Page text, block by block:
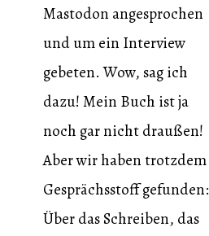
Mastodon angesprochen
und um ein Interview
gebeten. Wow, sag ich
dazu! Mein Buch ist ja
noch gar nicht draußen!
Aber wir haben trotzdem
Gesprächsstoff gefunden:
Über das Schreiben, das